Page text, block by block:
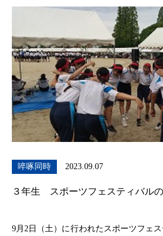
啐啄同時 2023.09.07
３年生 スポーツフェスティバル
9月2日（土）に行われたスポーツフェ